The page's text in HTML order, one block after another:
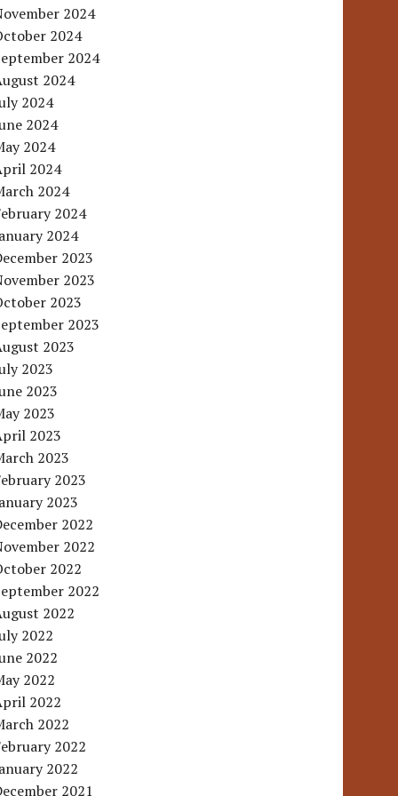
2024
2024
2024
2024
2024
2024
2024
2024
2024
2024
2024
2023
2023
2023
2023
2023
2023
2023
2023
2023
2023
2023
2023
2022
2022
2022
2022
2022
2022
2022
2022
2022
2022
2022
2022
2021